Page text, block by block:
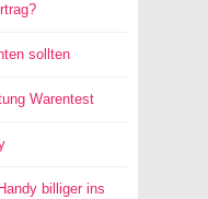
sollten
Warentest
billiger ins